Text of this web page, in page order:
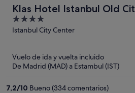
Klas Hotel Istanbul Old
4
out
Istanbul City Center
Vuelo de ida y vuelta incluido
De Madrid (MAD) a Estambul (IST)
7,2/10 Bueno (334 comentarios)